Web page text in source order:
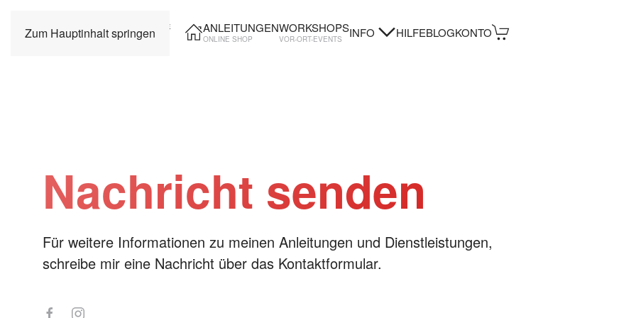
Zum Hauptinhalt springen ANLEITUNGEN
ONLINE SHOP
WORKSHOPS
VOR-ORT-EVENTS INFO HILFEBLOGKONTO
Nachricht senden
Für weitere Informationen zu meinen Anleitungen und Dienstleistungen,
schreibe mir eine Nachricht über das Kontaktformular.